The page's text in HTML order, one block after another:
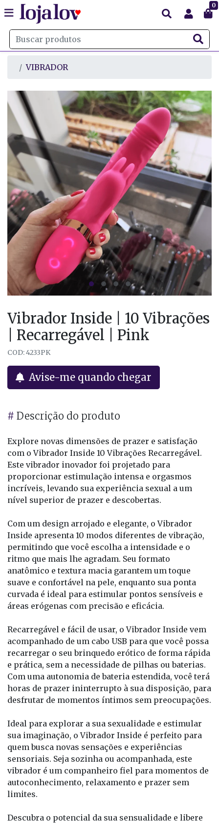
0
VIBRADOR
Vibrador Inside | 10 Vibrações
| Recarregável | Pink
COD: 4233PK
Avise-me quando chegar
# Descrição do produto
Explore novas dimensões de prazer e satisfação
com o Vibrador Inside 10 Vibrações Recarregável.
Este vibrador inovador foi projetado para
proporcionar estimulação intensa e orgasmos
incríveis, levando sua experiência sexual a um
nível superior de prazer e descobertas.
Com um design arrojado e elegante, o Vibrador
Inside apresenta 10 modos diferentes de vibração,
permitindo que você escolha a intensidade e o
ritmo que mais lhe agradam. Seu formato
anatômico e textura macia garantem um toque
suave e confortável na pele, enquanto sua ponta
curvada é ideal para estimular pontos sensíveis e
áreas erógenas com precisão e eficácia.
Recarregável e fácil de usar, o Vibrador Inside vem
acompanhado de um cabo USB para que você possa
recarregar o seu brinquedo erótico de forma rápida
e prática, sem a necessidade de pilhas ou baterias.
Com uma autonomia de bateria estendida, você terá
horas de prazer ininterrupto à sua disposição, para
desfrutar de momentos íntimos sem preocupações.
Ideal para explorar a sua sexualidade e estimular
sua imaginação, o Vibrador Inside é perfeito para
quem busca novas sensações e experiências
sensoriais. Seja sozinha ou acompanhada, este
vibrador é um companheiro fiel para momentos de
autoconhecimento, relaxamento e prazer sem
limites.
Descubra o potencial da sua sensualidade e libere